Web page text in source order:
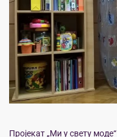
Пројекат „Ми у свету моде“